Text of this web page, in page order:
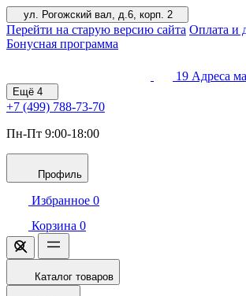
ул. Рогожский вал, д.6, корп. 2
Перейти на старую версию сайта Оплата и
Бонусная программа
19 Адреса
Ещё 4
+7 (499) 788-73-70
Пн-Пт 9:00-18:00
Профиль
Избранное 0
Корзина 0
Каталог товаров